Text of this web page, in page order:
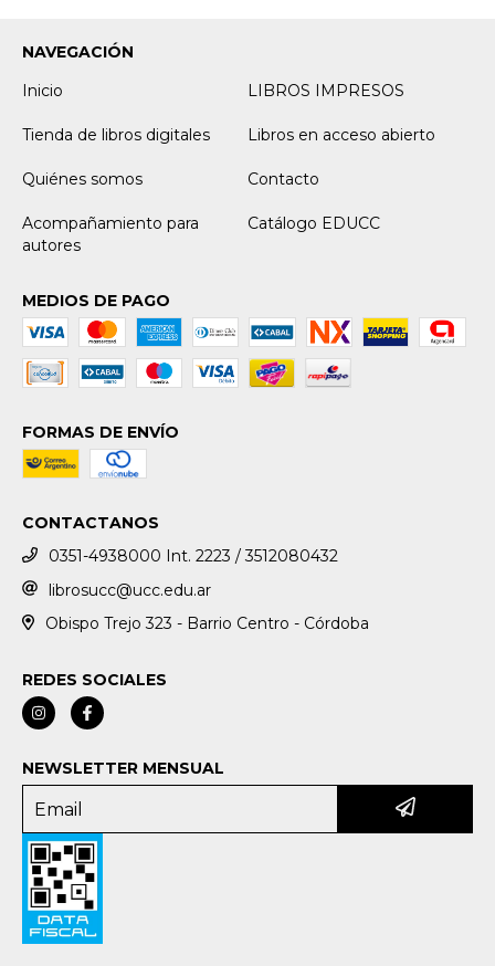
NAVEGACIÓN
Inicio
LIBROS IMPRESOS
Tienda de libros digitales Libros en acceso abierto
Quiénes somos Contacto
Acompañamiento para
autores
Catálogo EDUCC
MEDIOS DE PAGO
FORMAS DE ENVÍO
CONTACTANOS
0351-4938000 Int. 2223 / 3512080432
librosucc@ucc.edu.ar
Obispo Trejo 323 - Barrio Centro - Córdoba
REDES SOCIALES
NEWSLETTER MENSUAL